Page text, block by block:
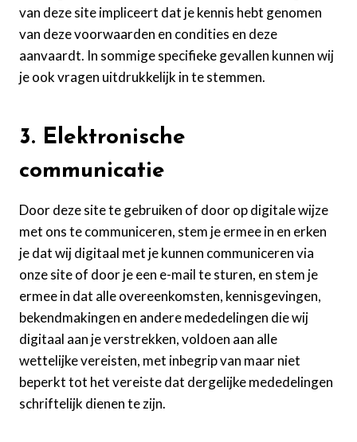
van deze site impliceert dat je kennis hebt genomen
van deze voorwaarden en condities en deze
aanvaardt. In sommige specifieke gevallen kunnen wij
je ook vragen uitdrukkelijk in te stemmen.
3. Elektronische
communicatie
Door deze site te gebruiken of door op digitale wijze
met ons te communiceren, stem je ermee in en erken
je dat wij digitaal met je kunnen communiceren via
onze site of door je een e-mail te sturen, en stem je
ermee in dat alle overeenkomsten, kennisgevingen,
bekendmakingen en andere mededelingen die wij
digitaal aan je verstrekken, voldoen aan alle
wettelijke vereisten, met inbegrip van maar niet
beperkt tot het vereiste dat dergelijke mededelingen
schriftelijk dienen te zijn.